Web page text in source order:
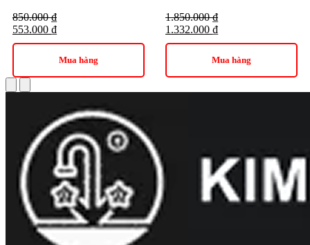
850.000₫
553.000 ₫
Mua hàng
1.850.000₫
1.332.000 ₫
Mua hàng